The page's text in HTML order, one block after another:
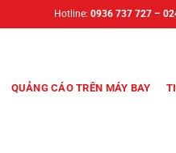
Hotline: 0936 737 727 –
QUẢNG CÁO TRÊN MÁY BAY